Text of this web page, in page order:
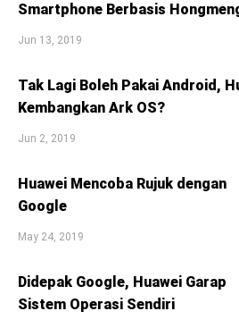
Smartphone Berbasis
Jun 13, 2019
Tak Lagi Boleh Pakai Android,
Kembangkan Ark OS?
Jun 2, 2019
Huawei Mencoba Rujuk dengan
Google
May 24, 2019
Didepak Google, Huawei Garap
Sistem Operasi Sendiri